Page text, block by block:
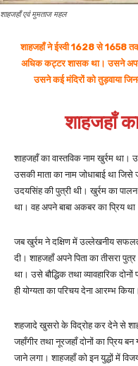
शाहजहाँ एवं मुमताज महल
शाहजहाँ ने ईस्वी 1628 से 1658
अधिक कट्टर शासक था। उसने अपने
उसने कई मंदिरों को तुड़वाया
शाहजहाँ
शाहजहाँ का वास्तविक नाम खुर्रम
उसकी माता का नाम जोधाबाई था
उदयसिंह की पुत्री थी। खुर्रम का
था। वह अपने बाबा अकबर का प्रिय
जब खुर्रम ने दक्षिण में उल्लेखनीय
दी। शाहजहाँ अपने पिता का तीसरा
था। उसे बौद्धिक तथा व्यावहारिक
ही योग्यता का परिचय देना आरम्भ किया।
शहजादे खुसरो के विद्रोह कर देने से
जहाँगीर तथा नूरजहाँ दोनों का प्रिय
जाने लगा। शाहजहाँ को इन युद्धों में